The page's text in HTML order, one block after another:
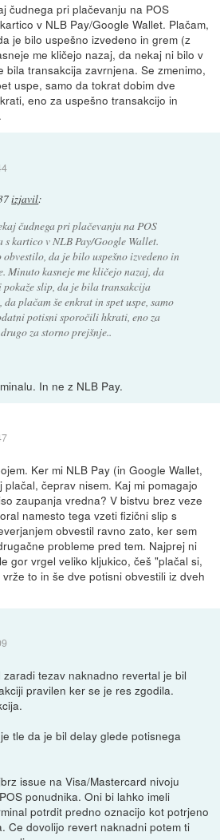
čudnega pri plačevanju na POS
v NLB Pay/Google Wallet. Plačam,
je bilo uspešno izvedeno in grem (z
me kličejo nazaj, da nekaj ni bilo v
bila transakcija zavrnjena. Se zmenimo,
uspe, samo da tokrat dobim dve
eno za uspešno transakcijo in
izjavil:
čudnega pri plačevanju na POS
kartico v NLB Pay/Google Wallet.
da je bilo uspešno izvedeno in
Minuto kasneje me kličejo nazaj, da
slip, da je bila transakcija
da plačam še enkrat in spet uspe, samo
potisni sporočili hkrati, eno za
za storno prejšnje..
In ne z NLB Pay.
Ker mi NLB Pay (in Google Wallet,
čeprav nisem. Kaj mi pomagajo
zaupanja vredna? V bistvu brez veze
namesto tega vzeti fizični slip s
obvestil ravno zato, ker sem
probleme pred tem. Najprej ni
gor vrgel veliko kljukico, češ "plačal si,
to in še dve potisni obvestili iz dveh
tezav naknadno revertal je bil
pravilen ker se je res zgodila.
tle da je bil delay glede potisnega
issue na Visa/Mastercard nivoju
ponudnika. Oni bi lahko imeli
potrdit predno oznacijo kot potrjeno
Ce dovolijo revert naknadni potem ti